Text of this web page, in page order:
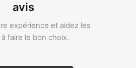
avis
expérience et aidez les
faire le bon choix.